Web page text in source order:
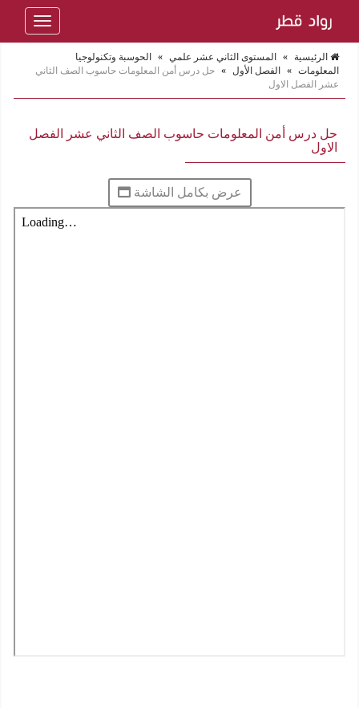
Toggle
الرئيسية » المستوى الثاني عشر علمي »
الحوسبة وتكنولوجيا
المعلومات » الفصل الأول » حل درس أمن المعلومات حاسوب الصف الثاني
عشر الفصل الاول
حل درس أمن المعلومات حاسوب الصف الثاني عشر الفصل
الاول
عرض بكامل الشاشة